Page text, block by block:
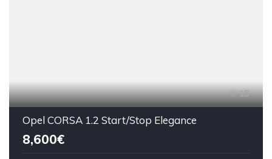
15
Opel CORSA 1.2 Start/Stop Elegance
8,600€